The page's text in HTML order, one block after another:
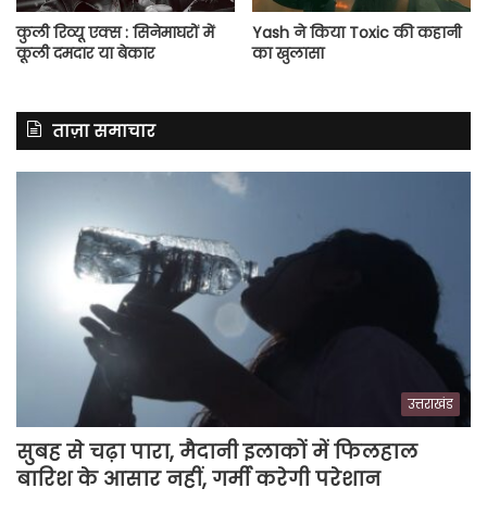
कुली रिव्यू एक्स : सिनेमाघरों में
कूली दमदार या बेकार
Yash ने किया Toxic की कहानी
का खुलासा
ताज़ा समाचार
उत्तराखंड
सुबह से चढ़ा पारा, मैदानी इलाकों में फिलहाल
बारिश के आसार नहीं, गर्मी करेगी परेशान